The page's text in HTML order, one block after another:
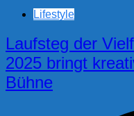
Lifestyle
Laufsteg der
2025 bringt
Bühne